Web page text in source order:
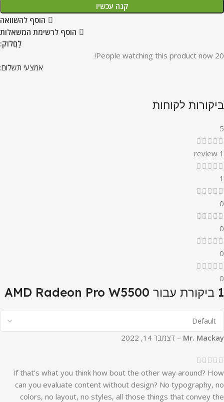
קנה עכשיו
הוסף להשוואה
הוסף לרשימת המשאלות
לַחֲלוֹק:
20
People watching this product now!
אמצעי תשלום:
ביקורות לקוחות
5
1 review
1
0
0
0
0
1 ביקורת עבור AMD Radeon Pro W5500
Mr. Mackay
– דצמבר 14, 2022
If that’s what you think how bout the other way around? How
can you evaluate content without design? No typography, no
colors, no layout, no styles, all those things that convey the